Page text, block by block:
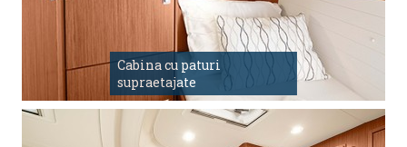
Cabina cu paturi
supraetajate